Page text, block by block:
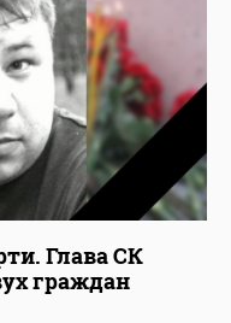
Глава СК
граждан